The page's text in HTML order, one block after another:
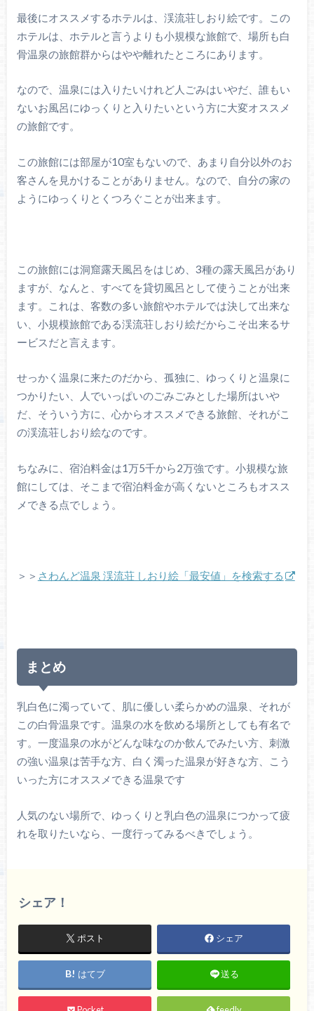
最後にオススメするホテルは、渓流荘しおり絵です。この
ホテルは、ホテルと言うよりも小規模な旅館で、場所も白
骨温泉の旅館群からはやや離れたところにあります。
なので、温泉には入りたいけれど人ごみはいやだ、誰もい
ないお風呂にゆっくりと入りたいという方に大変オススメ
の旅館です。
この旅館には部屋が10室もないので、あまり自分以外のお
客さんを見かけることがありません。なので、自分の家の
ようにゆっくりとくつろぐことが出来ます。
この旅館には洞窟露天風呂をはじめ、3種の露天風呂があり
ますが、なんと、すべてを貸切風呂として使うことが出来
ます。これは、客数の多い旅館やホテルでは決して出来な
い、小規模旅館である渓流荘しおり絵だからこそ出来るサ
ービスだと言えます。
せっかく温泉に来たのだから、孤独に、ゆっくりと温泉に
つかりたい、人でいっぱいのごみごみとした場所はいや
だ、そういう方に、心からオススメできる旅館、それがこ
の渓流荘しおり絵なのです。
ちなみに、宿泊料金は1万5千から2万強です。小規模な旅
館にしては、そこまで宿泊料金が高くないところもオスス
メできる点でしょう。
＞＞ さわんど温泉 渓流荘 しおり絵「最安値」を検索する
まとめ
乳白色に濁っていて、肌に優しい柔らかめの温泉、それが
この白骨温泉です。温泉の水を飲める場所としても有名で
す。一度温泉の水がどんな味なのか飲んでみたい方、刺激
の強い温泉は苦手な方、白く濁った温泉が好きな方、こう
いった方にオススメできる温泉です
人気のない場所で、ゆっくりと乳白色の温泉につかって疲
れを取りたいなら、一度行ってみるべきでしょう。
シェア！
ポスト シェア
はてブ 送る